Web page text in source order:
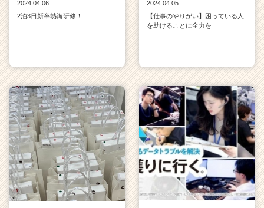
2024.04.06
2泊3日新卒熱海研修！
2024.04.05
【仕事のやりがい】困っている人
を助けることに全力を